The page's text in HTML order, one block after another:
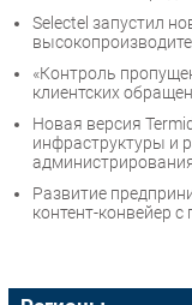
Selectel запустил
«Контроль
клиентских
Новая версия
инфраструктуры и
Развитие
контент-конвейер